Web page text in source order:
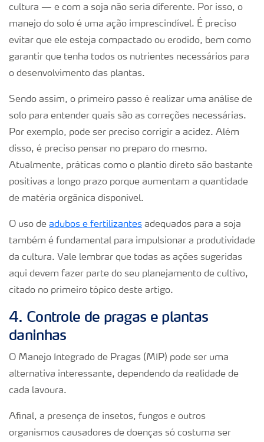
cultura — e com a soja não seria diferente. Por isso, o
manejo do solo é uma ação imprescindível. É preciso
evitar que ele esteja compactado ou erodido, bem como
garantir que tenha todos os nutrientes necessários para
o desenvolvimento das plantas.
Sendo assim, o primeiro passo é realizar uma análise de
solo para entender quais são as correções necessárias.
Por exemplo, pode ser preciso corrigir a acidez. Além
disso, é preciso pensar no preparo do mesmo.
Atualmente, práticas como o plantio direto são bastante
positivas a longo prazo porque aumentam a quantidade
de matéria orgânica disponível.
O uso de adubos e fertilizantes adequados para a soja
também é fundamental para impulsionar a produtividade
da cultura. Vale lembrar que todas as ações sugeridas
aqui devem fazer parte do seu planejamento de cultivo,
citado no primeiro tópico deste artigo.
4. Controle de pragas e plantas
daninhas
O Manejo Integrado de Pragas (MIP) pode ser uma
alternativa interessante, dependendo da realidade de
cada lavoura.
Afinal, a presença de insetos, fungos e outros
organismos causadores de doenças só costuma ser